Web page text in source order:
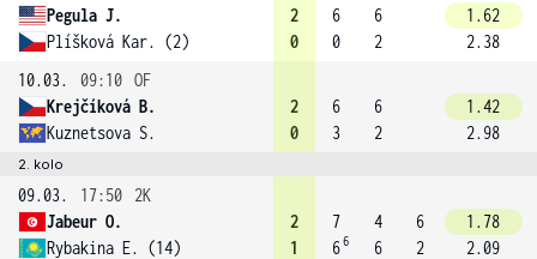
Pegula J.
Plíšková Kar. (2)
2
0
6
0
6
2
1.62
2.38
10.03.
09:10 OF
Krejčíková B.
Kuznetsova S.
2
0
6
3
6
2
1.42
2.98
2. kolo
09.03. 17:50
2K
Jabeur O.
Rybakina E. (14)
2
1
7
66
4
6
6
2
1.78
2.09